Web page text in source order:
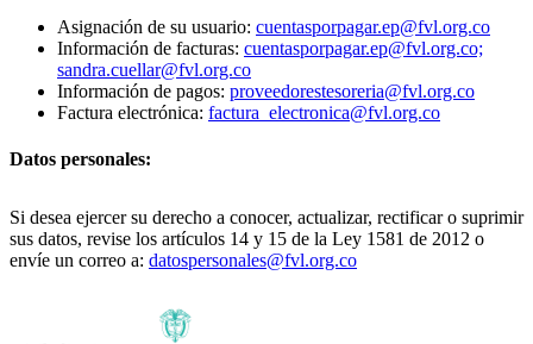
Asignación de su usuario: cuentasporpagar.ep@fvl.org.co
Información de facturas: cuentasporpagar.ep@fvl.org.co;
sandra.cuellar@fvl.org.co
Información de pagos: proveedorestesoreria@fvl.org.co
Factura electrónica: factura_electronica@fvl.org.co
Datos personales:
Si desea ejercer su derecho a conocer, actualizar, rectificar o suprimir
sus datos, revise los artículos 14 y 15 de la Ley 1581 de 2012 o
envíe un correo a: datospersonales@fvl.org.co